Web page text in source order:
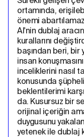
ortamında,
önemi
AI'nin dublaj
kurallarını
başından beri, bir
insan
inceliklerini nasıl
konusunda
beklentilerimi
da. Kusursuz bir
orijinal içeriğin
duygusunu
yetenek ile dublaj